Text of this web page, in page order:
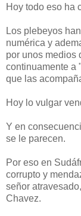
Hoy todo eso ha
Los plebeyos
numérica y
por unos medios
continuamente a
que las
Hoy lo vulgar
Y en
se le parecen.
Por eso en
corrupto y
señor
Chavez.